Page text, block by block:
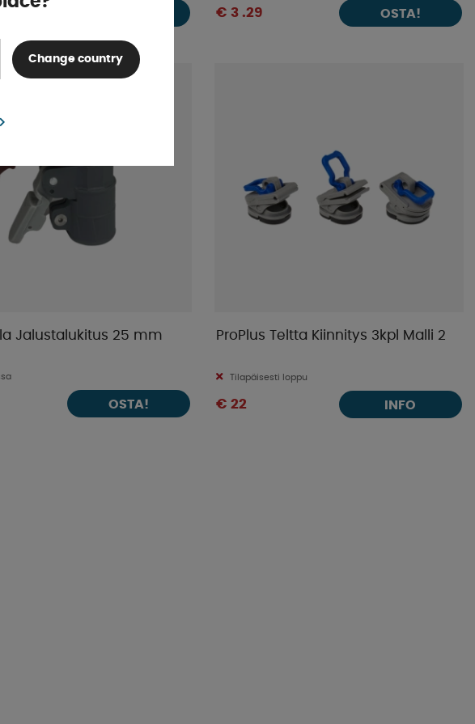
€ 3 .29 OSTA!
Jalustalukitus 25 mm
OSTA!
ProPlus Teltta Kiinnitys 3kpl Malli 2
Tilapäisesti loppu
€ 22 INFO
Change country